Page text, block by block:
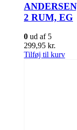
2 RUM, EG
0 ud af 5
299,95 kr.
Tilføj til kurv